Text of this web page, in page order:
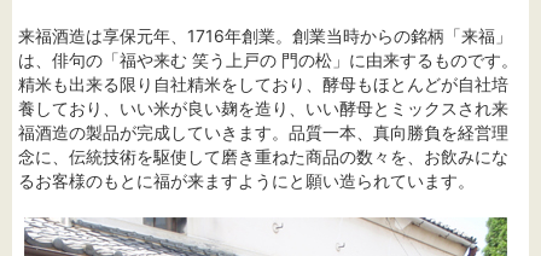
来福酒造は享保元年、1716年創業。創業当時からの銘柄「来福」
は、俳句の「福や来む 笑う上戸の 門の松」に由来するものです。
精米も出来る限り自社精米をしており、酵母もほとんどが自社培
養しており、いい米が良い麹を造り、いい酵母とミックスされ来
福酒造の製品が完成していきます。品質一本、真向勝負を経営理
念に、伝統技術を駆使して磨き重ねた商品の数々を、お飲みにな
るお客様のもとに福が来ますようにと願い造られています。